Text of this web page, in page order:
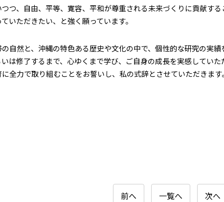
つ、自由、平等、寛容、平和が尊重される未来づくりに貢献す
いただきたい、と強く願っています。
自然と、沖縄の特色ある歴史や文化の中で、個性的な研究の実
は修了するまで、心ゆくまで学び、ご自身の成長を実感してい
全力で取り組むことをお誓いし、私の式辞とさせていただきます。
前へ 一覧へ 次へ